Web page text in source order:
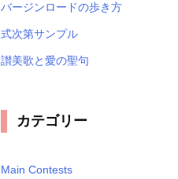
バージンロードの歩き方
式次第サンプル
讃美歌と愛の聖句
カテゴリー
Main Contests